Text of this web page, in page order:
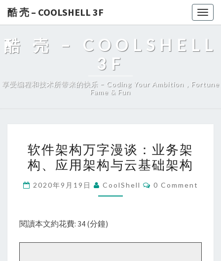
酷 壳 – COOLSHELL 3F
酷 壳 – COOLSHELL
3F
享受编程和技术所带来的快乐 – Coding Your Ambition，Fortune
Fame & Fun
件
架
业
软件架构万字漫谈：业务架
构、应用架构与云基础架构
2020年9月19日 CoolShell Comments
0 Comment
閱讀本文約花費: 34 (分鐘)